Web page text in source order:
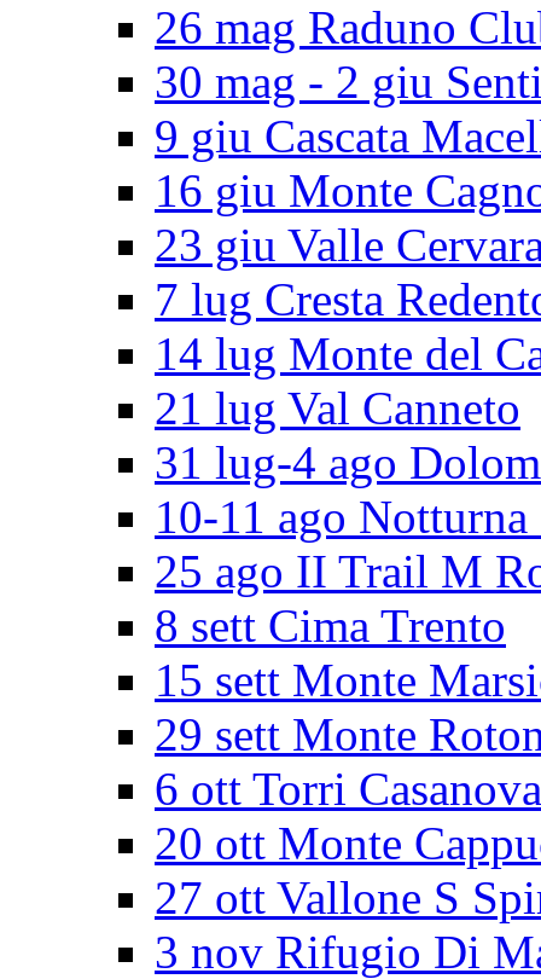
26 mag Raduno
30 mag - 2 giu
9 giu Cascata
16 giu Monte
23 giu Valle
7 lug Cresta
14 lug Monte del
21 lug Val Canneto
31 lug-4 ago
10-11 ago
25 ago II Trail M
8 sett Cima Trento
15 sett Monte
29 sett Monte
6 ott Torri Casanova
20 ott Monte
27 ott Vallone S
3 nov Rifugio Di